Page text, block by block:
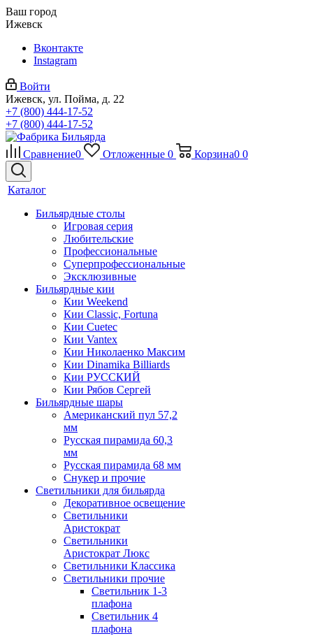
Ваш город
Ижевск
Вконтакте
Instagram
Войти
Ижевск, ул. Пойма, д. 22
+7 (800) 444-17-52
+7 (800) 444-17-52
Сравнение0 Отложенные 0 Корзина0 0
Каталог
Бильярдные столы
Игровая серия
Любительские
Профессиональные
Суперпрофессиональные
Эксклюзивные
Бильярдные кии
Кии Weekend
Кии Classic, Fortuna
Кии Cuetec
Кии Vantex
Кии Николаенко Максим
Кии Dinamika Billiards
Кии РУССКИЙ
Кии Рябов Сергей
Бильярдные шары
Американский пул 57,2
мм
Русская пирамида 60,3
мм
Русская пирамида 68 мм
Снукер и прочие
Светильники для бильярда
Декоративное освещение
Светильники
Аристократ
Светильники
Аристократ Люкс
Светильники Классика
Светильники прочие
Светильник 1-3
плафона
Светильник 4
плафона